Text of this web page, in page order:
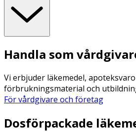
Handla som
Vi erbjuder läkemedel,
förbrukningsmaterial och
För vårdgivare och företag
Dosförpackade